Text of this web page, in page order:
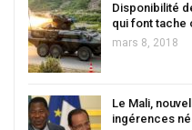
Disponibilité
qui font tache
mars 8, 2018
Le Mali,
ingérences